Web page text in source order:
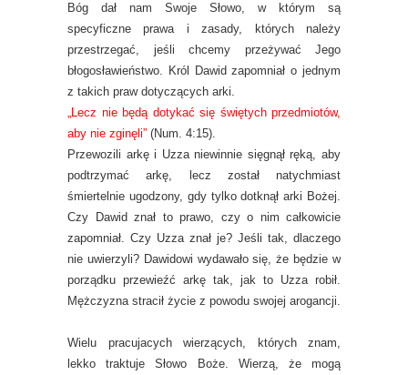
Bóg dał nam Swoje Słowo, w którym są
specyficzne prawa i zasady, których należy
przestrzegać, jeśli chcemy przeżywać Jego
błogosławieństwo. Król Dawid zapomniał o jednym
z takich praw dotyczących arki.
„Lecz nie będą dotykać się świętych przedmiotów,
aby nie zginęli” (Num. 4:15).
Przewozili arkę i Uzza niewinnie sięgnął ręką, aby
podtrzymać arkę, lecz został natychmiast
śmiertelnie ugodzony, gdy tylko dotknął arki Bożej.
Czy Dawid znał to prawo, czy o nim całkowicie
zapomniał. Czy Uzza znał je? Jeśli tak, dlaczego
nie uwierzyli? Dawidowi wydawało się, że będzie w
porządku przewieźć arkę tak, jak to Uzza robił.
Mężczyzna stracił życie z powodu swojej arogancji.
Wielu pracujacych wierzących, których znam,
lekko traktuje Słowo Boże. Wierzą, że mogą